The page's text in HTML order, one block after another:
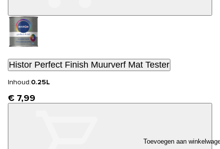
Histor Perfect Finish Muurverf Mat Tester
Inhoud:0.25L
€ 7,99
Toevoegen aan